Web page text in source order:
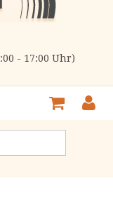
- 17:00 Uhr)